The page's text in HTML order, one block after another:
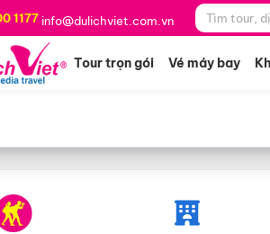
1177 info@dulichviet.com.vn
Tour trọn gói Vé máy bay
đâu? *